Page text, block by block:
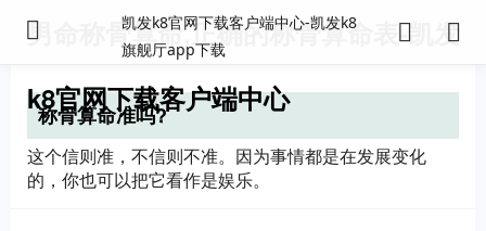
凯发k8官网下载客户端中心-凯发k8
旗舰厅app下载
男命称骨算命,正确的称骨算命表-凯发
k8官网下载客户端中心
称骨算命准吗?
这个信则准，不信则不准。因为事情都是在发展变化
的，你也可以把它看作是娱乐。